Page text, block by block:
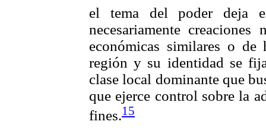
el tema del poder deja
necesariamente
económicas similares o de
región y su identidad se
clase local dominante que
que ejerce control sobre la
fines.15